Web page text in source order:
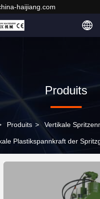
haijiang.com
Produits
Produits > Vertikale
Plastikspannkraft der